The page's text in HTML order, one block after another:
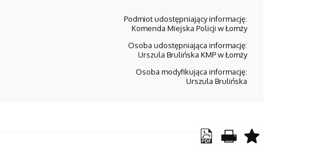
Podmiot udostępniający informację:
Komenda Miejska Policji w Łomży
Osoba udostępniająca informację:
Urszula Brulińska KMP w Łomży
Osoba modyfikująca informację:
Urszula Brulińska